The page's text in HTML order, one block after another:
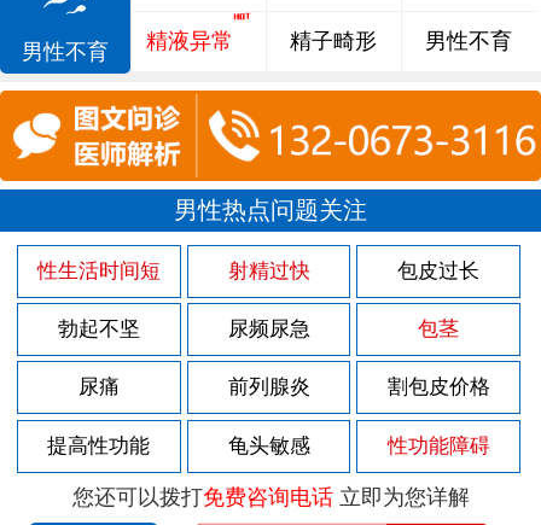
男性不育 精液异常 精子畸形 男性不育
男性热点问题关注
性生活时间短 射精过快 包皮过长
勃起不坚 尿频尿急 包茎
尿痛 前列腺炎 割包皮价格
提高性功能 龟头敏感 性功能障碍
您还可以拨打免费咨询电话立即为您详解